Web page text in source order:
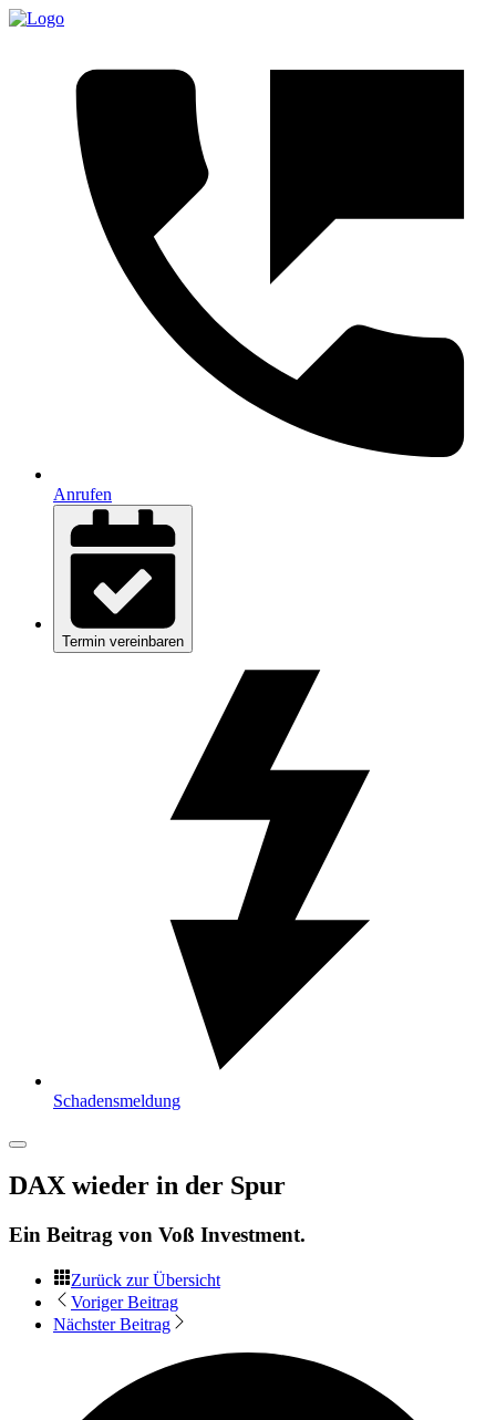
Anrufen
Termin vereinbaren
Schadensmeldung
DAX wieder in der Spur
Ein Beitrag von Voß Investment.
Zurück zur Übersicht
Voriger Beitrag
Nächster Beitrag